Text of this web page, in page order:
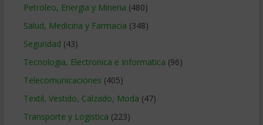
Petroleo, Energia y Mineria (480)
Salud, Medicina y Farmacia (348)
Seguridad (43)
Tecnologia, Electronica e Informatica (96)
Telecomunicaciones (405)
Textil, Vestido, Calzado, Moda (47)
Transporte y Logistica (223)